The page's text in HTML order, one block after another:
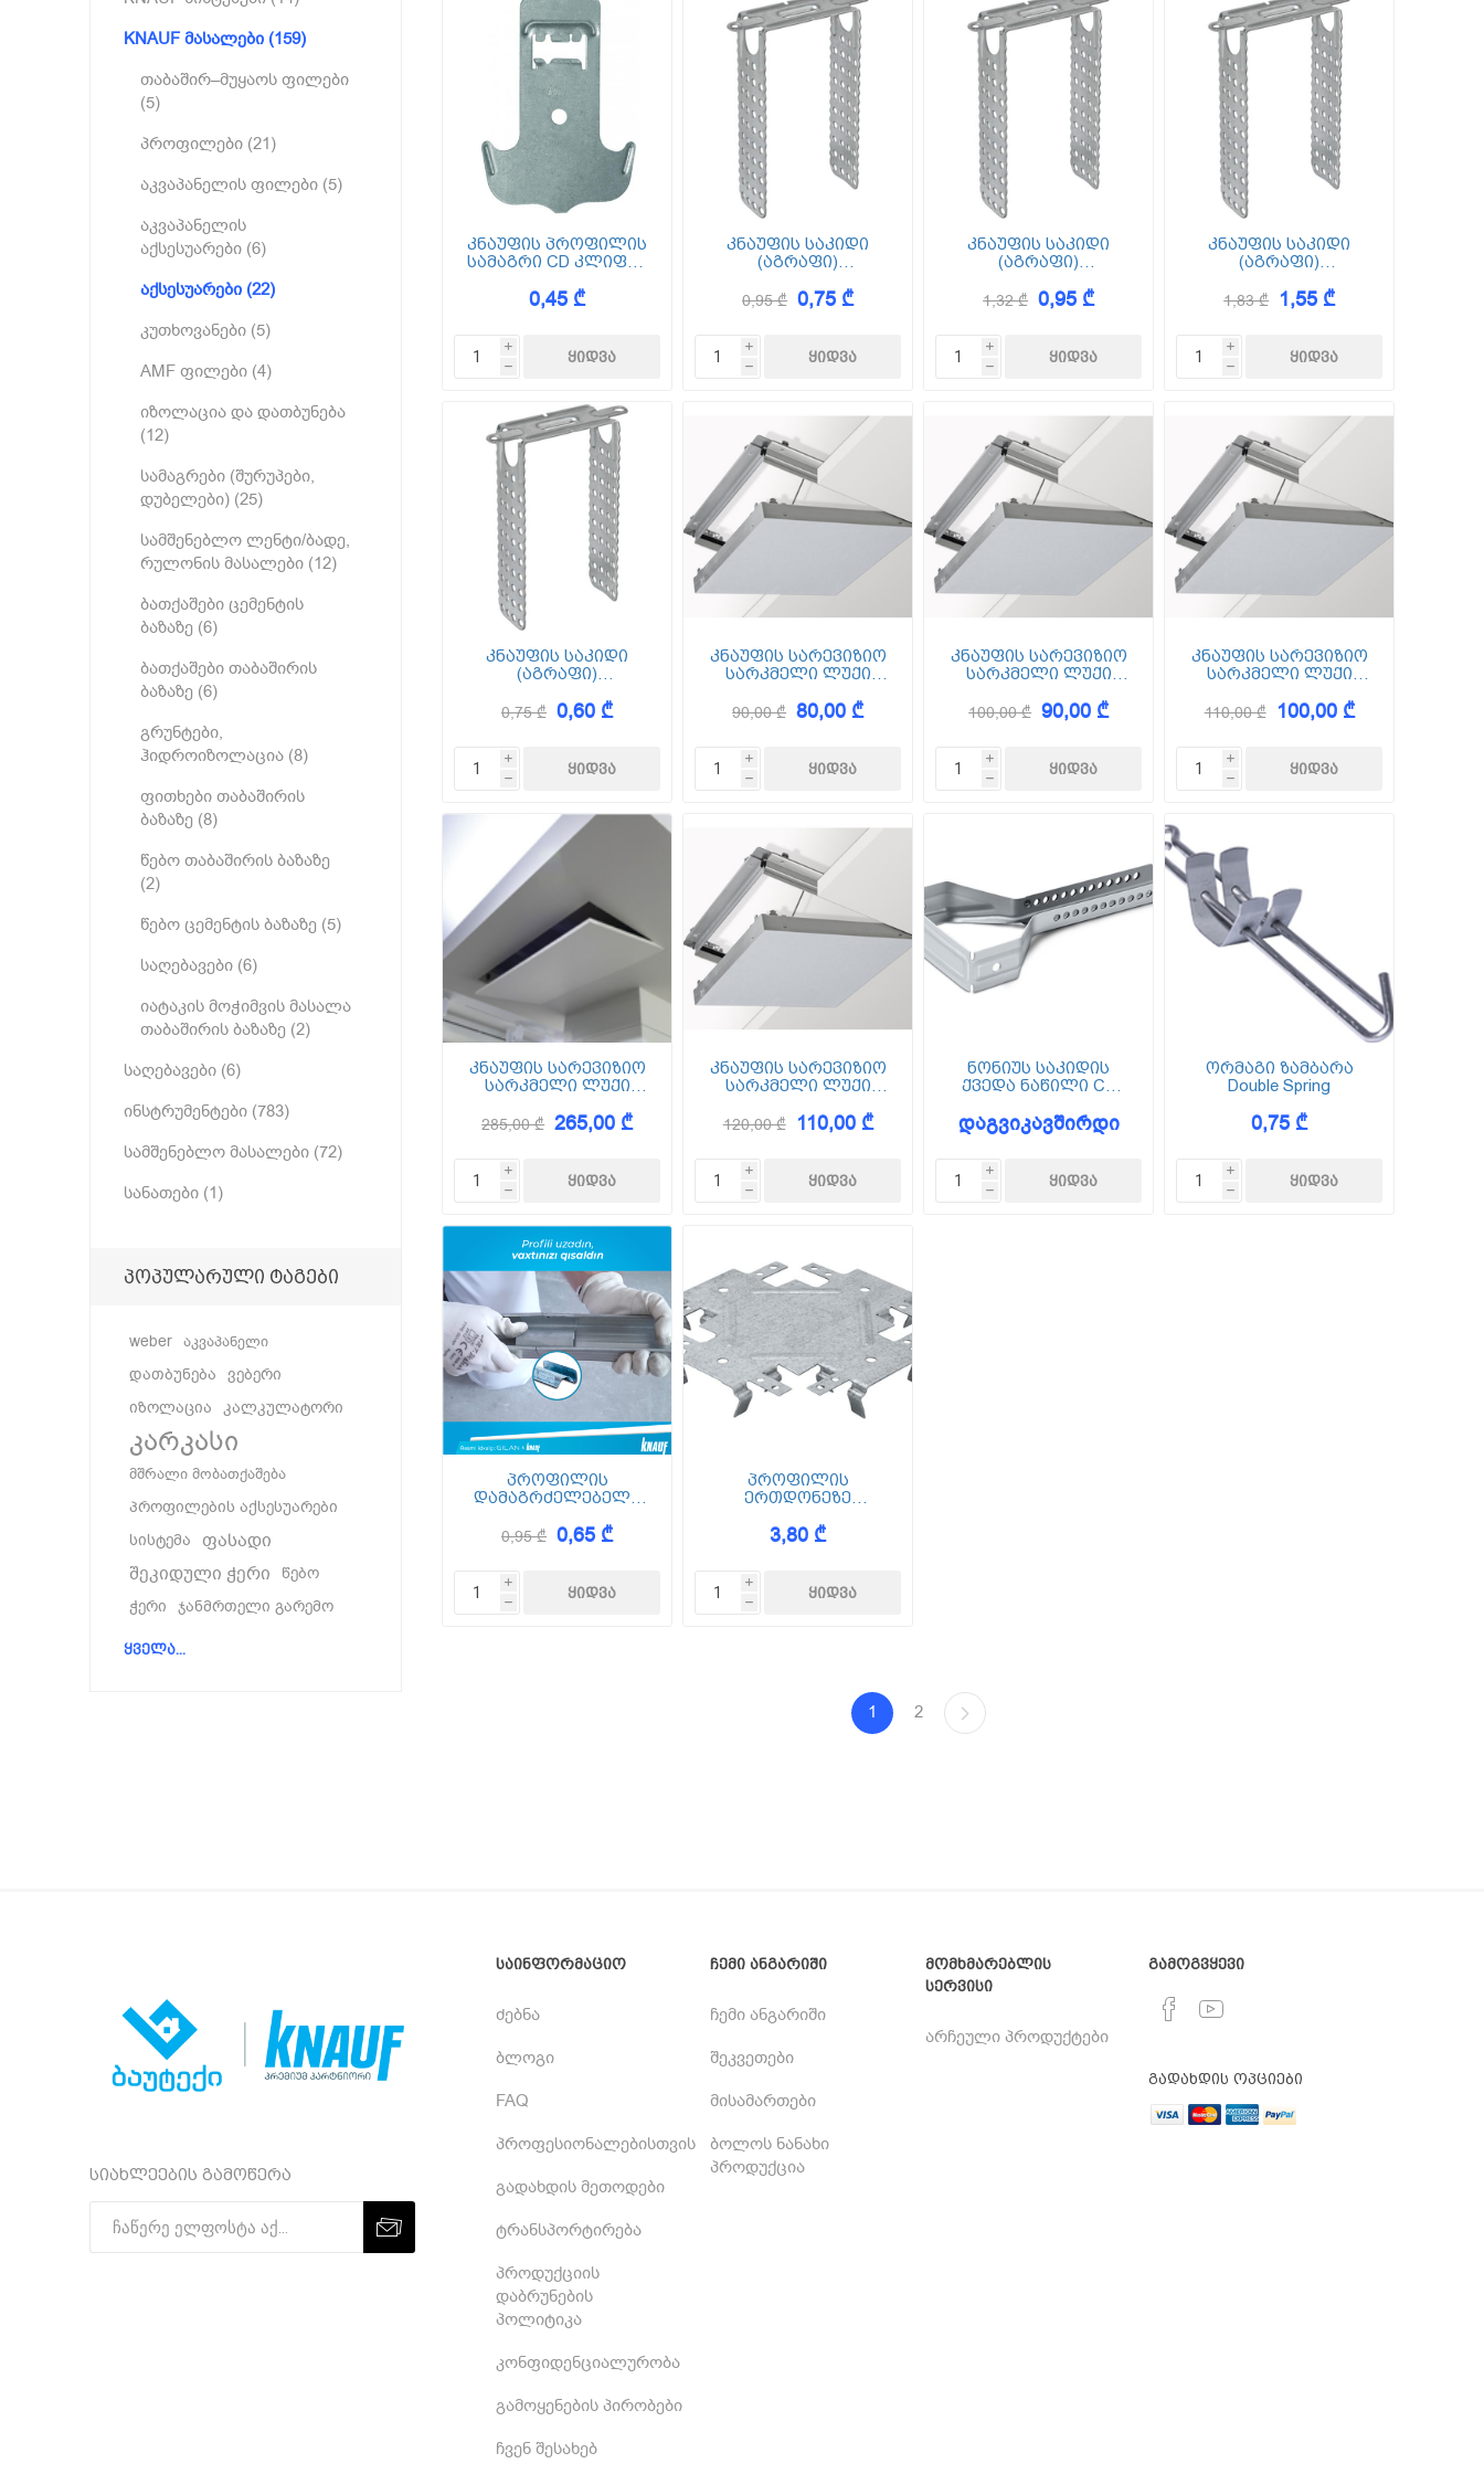
კნაუფის პროფილის
სამაგრი CD კლიფსი
0,45 ₾
i
h
კნაუფის საკიდი
(აგრაფი)
0,95 ₾ 0,75 ₾
i
h
კნაუფის საკიდი
(აგრაფი)
1,32 ₾ 0,95 ₾
i
h
კნაუფის საკიდი
(აგრაფი)
1,83 ₾ 1,55 ₾
i
h
კნაუფის საკიდი
(აგრაფი)
0,75 ₾ 0,60 ₾
i
h
კნაუფის სარევიზიო
სარკმელი ლუქი
(ცხაური)
90,00 ₾ 80,00 ₾
i
h
კნაუფის სარევიზიო
სარკმელი ლუქი
(ცხაური)
100,00 ₾ 90,00 ₾
i
h
კნაუფის სარევიზიო
სარკმელი ლუქი
(ცხაური)
110,00 ₾ 100,00 ₾
i
h
კნაუფის სარევიზიო
სარკმელი ლუქი
(ცხაური)
285,00 ₾ 265,00 ₾
i
h
კნაუფის სარევიზიო
სარკმელი ლუქი
(ცხაური)
120,00 ₾ 110,00 ₾
i
h
ნონიუს საკიდის
ქვედა ნაწილი CD
დაგვიკავშირდი
i
h
ორმაგი ზამბარა
Double Spring
0,75 ₾
i
h
პროფილის
დამაგრძელებელი
0,95 ₾ 0,65 ₾
i
h
პროფილის
ერთდონეზე
60/27(კრაბი)
3,80 ₾
i
h
1 2
KNAUF მასალები (159)
თაბაშირ–მუყაოს ფილები
(5)
პროფილები (21)
აკვაპანელის ფილები (5)
აკვაპანელის
აქსესუარები (6)
აქსესუარები (22)
კუთხოვანები (5)
AMF ფილები (4)
იზოლაცია და დათბუნება
(12)
სამაგრები (შურუპები,
დუბელები) (25)
სამშენებლო ლენტი/ბადე,
რულონის მასალები (12)
ბათქაშები ცემენტის
ბაზაზე (6)
ბათქაშები თაბაშირის
ბაზაზე (6)
გრუნტები,
ჰიდროიზოლაცია (8)
ფითხები თაბაშირის
ბაზაზე (8)
წებო თაბაშირის ბაზაზე
(2)
წებო ცემენტის ბაზაზე (5)
საღებავები (6)
იატაკის მოჭიმვის მასალა
თაბაშირის ბაზაზე (2)
საღებავები (6)
ინსტრუმენტები (783)
სამშენებლო მასალები (72)
სანათები (1)
პოპულარული ტაგები
weber აკვაპანელი
დათბუნება ვებერი
იზოლაცია კალკულატორი
კარკასი
მშრალი მობათქაშება
პროფილების აქსესუარები
სისტემა
ფასადი
შეკიდული ჭერი
წებო
ჭერი ჯანმრთელი გარემო
ყველა...
სიახლეების გამოწერა
საინფორმაციო
ძებნა
ბლოგი
FAQ
პროფესიონალებისთვის
გადახდის მეთოდები
ტრანსპორტირება
პროდუქციის
დაბრუნების
პოლიტიკა
კონფიდენციალურობა
გამოყენების პირობები
ჩვენ შესახებ
ჩემი ანგარიში
ჩემი ანგარიში
შეკვეთები
მისამართები
ბოლოს ნანახი
პროდუქცია
მომხმარებლის
სერვისი
არჩეული პროდუქტები
გამოგვყევი
გადახდის ოპციები